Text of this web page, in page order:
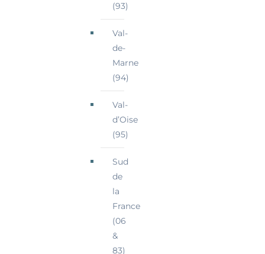
(93)
Val-
de-
Marne
(94)
Val-
d’Oise
(95)
Sud
de
la
France
(06
&
83)